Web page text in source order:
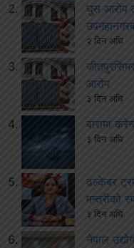
घुस आरोप
२ दिन अघि
आरोप
३ दिन अघि
बारामा
३ दिन अघि
ढल्केबर
मन्त्रीको
३ दिन अघि
नेपाल